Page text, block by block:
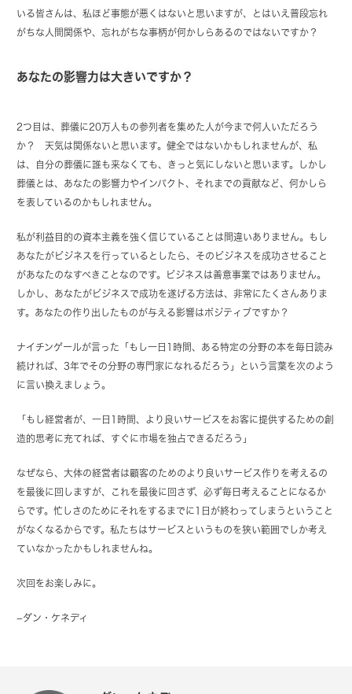
いる皆さんは、私ほど事態が悪くはないと思いますが、とはいえ普段忘れ
がちな人間関係や、忘れがちな事柄が何かしらあるのではないですか？
あなたの影響力は大きいですか？
2つ目は、葬儀に20万人もの参列者を集めた人が今まで何人いただろう
か？ 天気は関係ないと思います。健全ではないかもしれませんが、私
は、自分の葬儀に誰も来なくても、きっと気にしないと思います。しかし
葬儀とは、あなたの影響力やインパクト、それまでの貢献など、何かしら
を表しているのかもしれません。
私が利益目的の資本主義を強く信じていることは間違いありません。もし
あなたがビジネスを行っているとしたら、そのビジネスを成功させること
があなたのなすべきことなのです。ビジネスは善意事業ではありません。
しかし、あなたがビジネスで成功を遂げる方法は、非常にたくさんありま
す。あなたの作り出したものが与える影響はポジティブですか？
ナイチンゲールが言った「もし一日1時間、ある特定の分野の本を毎日読み
続ければ、3年でその分野の専門家になれるだろう」という言葉を次のよう
に言い換えましょう。
「もし経営者が、一日1時間、より良いサービスをお客に提供するための創
造的思考に充てれば、すぐに市場を独占できるだろう」
なぜなら、大体の経営者は顧客のためのより良いサービス作りを考えるの
を最後に回しますが、これを最後に回さず、必ず毎日考えることになるか
らです。忙しさのためにそれをするまでに1日が終わってしまうということ
がなくなるからです。私たちはサービスというものを狭い範囲でしか考え
ていなかったかもしれませんね。
次回をお楽しみに。
−ダン・ケネディ